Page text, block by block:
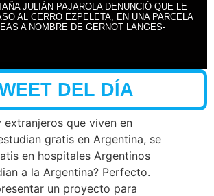
JULIÁN PAJAROLA DENUNCIÓ QUE LE
AL CERRO EZPELETA, EN UNA PARCELA
A NOMBRE DE GERNOT LANGES-
DEL DÍA
extranjeros que viven en
gratis en Argentina, se
en hospitales Argentinos
a la Argentina? Perfecto.
un proyecto para